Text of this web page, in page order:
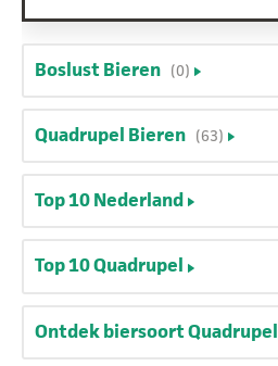
Boslust Bieren (0)
Quadrupel Bieren (63)
Top 10 Nederland
Top 10 Quadrupel
Ontdek biersoort Quadrupel